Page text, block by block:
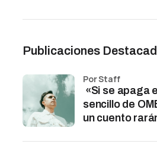
Publicaciones
«Si se apaga
sencillo de
un cuento
por Staff